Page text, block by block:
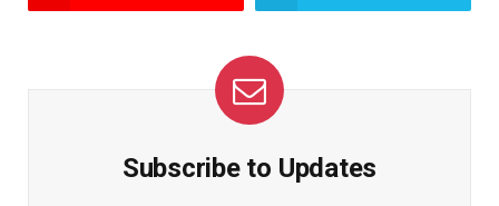
Subscribe to Updates